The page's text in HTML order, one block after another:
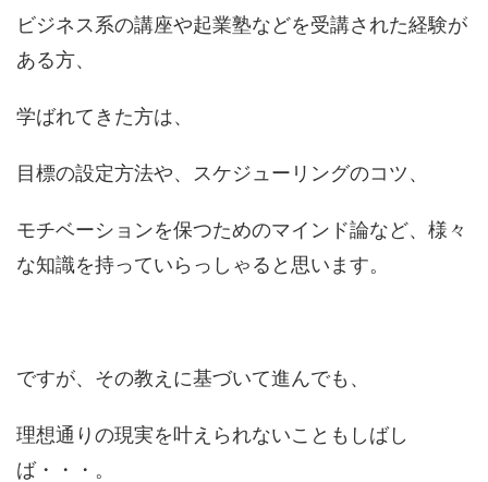
ビジネス系の講座や起業塾などを受講された経験が
ある方、
学ばれてきた方は、
目標の設定方法や、スケジューリングのコツ、
モチベーションを保つためのマインド論など、様々
な知識を持っていらっしゃると思います。
ですが、その教えに基づいて進んでも、
理想通りの現実を叶えられないこともしばし
ば・・・。